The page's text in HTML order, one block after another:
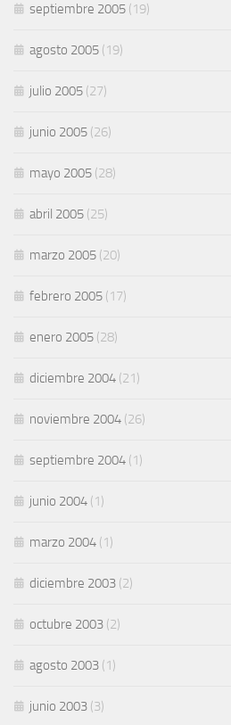
septiembre 2005 (19)
agosto 2005 (19)
julio 2005 (27)
junio 2005 (26)
mayo 2005 (28)
abril 2005 (25)
marzo 2005 (20)
febrero 2005 (17)
enero 2005 (28)
diciembre 2004 (21)
noviembre 2004 (26)
septiembre 2004 (1)
junio 2004 (1)
marzo 2004 (1)
diciembre 2003 (2)
octubre 2003 (2)
agosto 2003 (1)
junio 2003 (3)